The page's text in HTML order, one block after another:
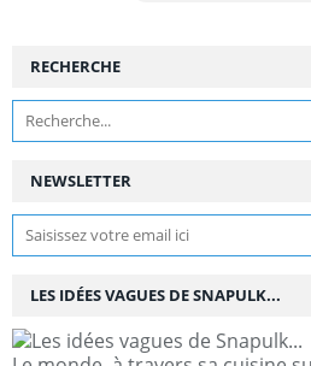
NEWSLETTER
RECHERCHE
LES IDÉES VAGUES DE SNAPULK...